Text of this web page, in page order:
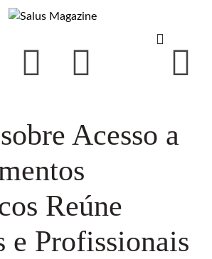
Acesso a
Reúne
e Profissionais